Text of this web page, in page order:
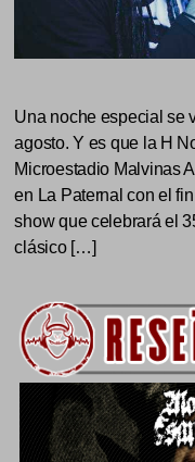
Una noche especial se
agosto. Y es que la H
Microestadio Malvinas
en La Paternal con el
show que celebrará el
clásico […]